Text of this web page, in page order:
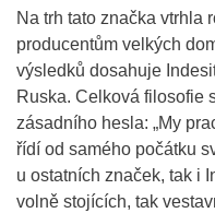
Na trh tato značka vtrhla
producentům velkých
výsledků dosahuje
Ruska. Celková filosofie
zásadního hesla: „My
řídí od samého počátku
u ostatních značek, tak i
volně stojících, tak